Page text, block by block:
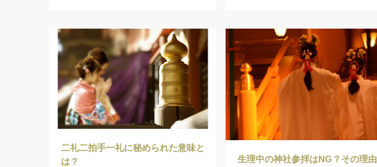
二礼二拍手一礼に秘められた意味と
は？
生理中の神社参拝はNG？その理由